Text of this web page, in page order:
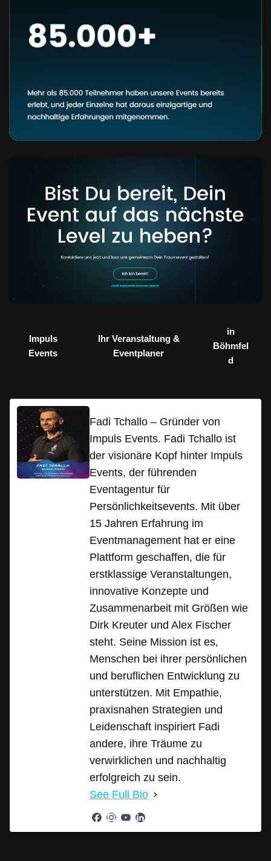
Impuls
Events
Ihr Veranstaltung &
Eventplaner
in
Böhmfel
d
Fadi Tchallo – Gründer von
Impuls Events. Fadi Tchallo ist
der visionäre Kopf hinter Impuls
Events, der führenden
Eventagentur für
Persönlichkeitsevents. Mit über
15 Jahren Erfahrung im
Eventmanagement hat er eine
Plattform geschaffen, die für
erstklassige Veranstaltungen,
innovative Konzepte und
Zusammenarbeit mit Größen wie
Dirk Kreuter und Alex Fischer
steht. Seine Mission ist es,
Menschen bei ihrer persönlichen
und beruflichen Entwicklung zu
unterstützen. Mit Empathie,
praxisnahen Strategien und
Leidenschaft inspiriert Fadi
andere, ihre Träume zu
verwirklichen und nachhaltig
erfolgreich zu sein.
See Full Bio